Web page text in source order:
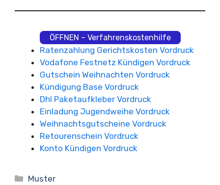
ÖFFNEN – Verfahrenskostenhilfe
Ratenzahlung Gerichtskosten Vordruck
Vodafone Festnetz Kündigen Vordruck
Gutschein Weihnachten Vordruck
Kündigung Base Vordruck
Dhl Paketaufkleber Vordruck
Einladung Jugendweihe Vordruck
Weihnachtsgutscheine Vordruck
Retourenschein Vordruck
Konto Kündigen Vordruck
Kategorien
Muster